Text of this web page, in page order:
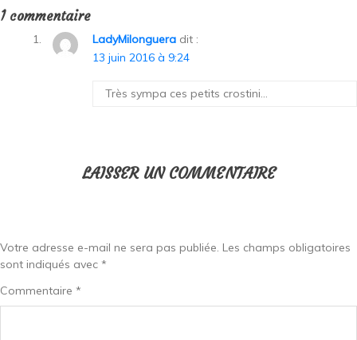
1 commentaire
LadyMilonguera dit :
13 juin 2016 à 9:24
Très sympa ces petits crostini…
LAISSER UN COMMENTAIRE
Votre adresse e-mail ne sera pas publiée. Les champs obligatoires
sont indiqués avec *
Commentaire *